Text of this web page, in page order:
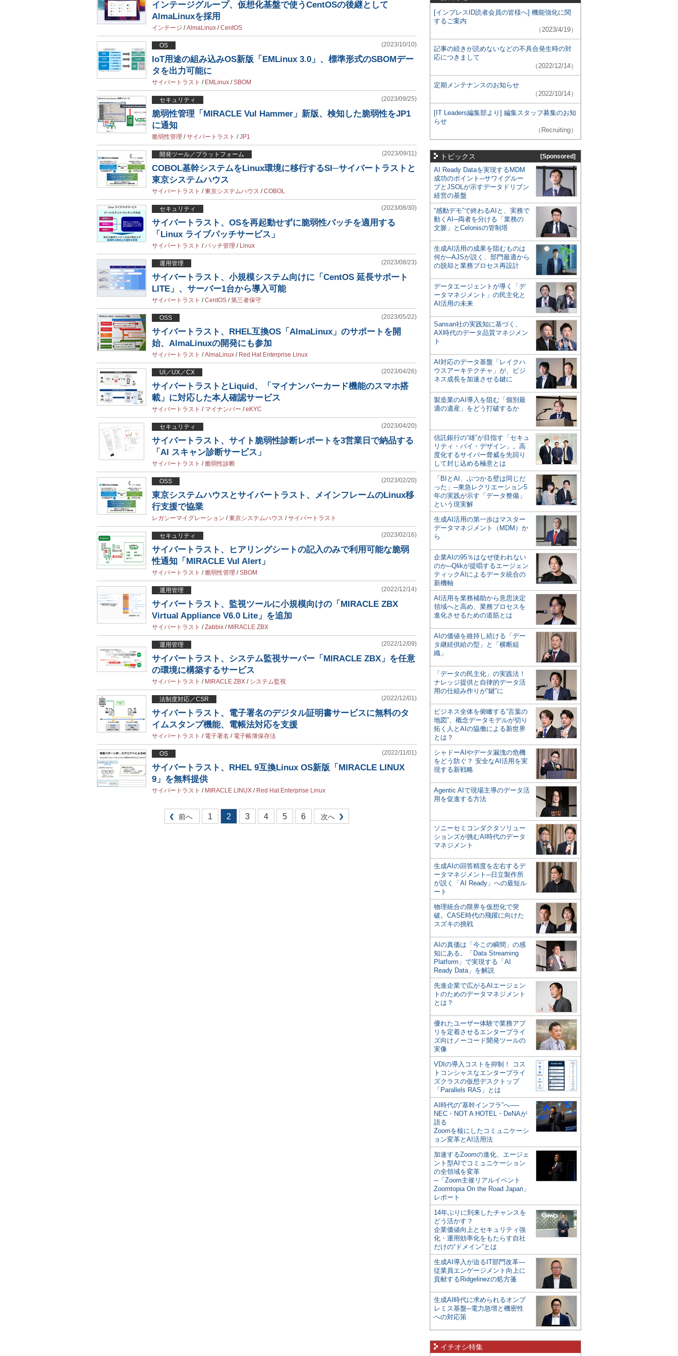
インテージグループ、仮想化基盤で使うCentOSの後継として
AlmaLinuxを採用
インテージ /AlmaLinux /CentOS
OS (2023/10/10)
IoT用途の組み込みOS新版「EMLinux 3.0」、標準形式のSBOMデー
タを出力可能に
サイバートラスト / EMLinux /SBOM
セキュリティ (2023/09/25)
脆弱性管理「MIRACLE Vul Hammer」新版、検知した脆弱性をJP1
に通知
脆弱性管理 /サイバートラスト /JP1
開発ツール／プラットフォーム (2023/09/11)
COBOL基幹システムをLinux環境に移行するSI─サイバートラストと
東京システムハウス
サイバートラスト /東京システムハウス /COBOL
セキュリティ (2023/08/30)
サイバートラスト、OSを再起動せずに脆弱性パッチを適用する
「Linux ライブパッチサービス」
サイバートラスト /パッチ管理 / Linux
運用管理 (2023/08/23)
サイバートラスト、小規模システム向けに「CentOS 延長サポート
LITE」、サーバー1台から導入可能
サイバートラスト /CentOS /第三者保守
OSS (2023/05/22)
サイバートラスト、RHEL互換OS「AlmaLinux」のサポートを開
始、AlmaLinuxの開発にも参加
サイバートラスト /AlmaLinux / Red Hat Enterprise Linux
UI／UX／CX (2023/04/26)
サイバートラストとLiquid、「マイナンバーカード機能のスマホ搭
載」に対応した本人確認サービス
サイバートラスト / マイナンバー /eKYC
セキュリティ (2023/04/20)
サイバートラスト、サイト脆弱性診断レポートを3営業日で納品する
「AI スキャン診断サービス」
サイバートラスト / 脆弱性診断
OSS (2023/02/20)
東京システムハウスとサイバートラスト、メインフレームのLinux移
行支援で協業
レガシーマイグレーション /東京システムハウス /サイバートラスト
セキュリティ (2023/02/16)
サイバートラスト、ヒアリングシートの記入のみで利用可能な脆弱
性通知「MIRACLE Vul Alert」
サイバートラスト / 脆弱性管理 /SBOM
運用管理 (2022/12/14)
サイバートラスト、監視ツールに小規模向けの「MIRACLE ZBX
Virtual Appliance V6.0 Lite」を追加
サイバートラスト /Zabbix / MIRACLE ZBX
運用管理 (2022/12/09)
サイバートラスト、システム監視サーバー「MIRACLE ZBX」を任意
の環境に構築するサービス
サイバートラスト / MIRACLE ZBX / システム監視
法制度対応／CSR (2022/12/01)
サイバートラスト、電子署名のデジタル証明書サービスに無料のタ
イムスタンプ機能、電帳法対応を支援
サイバートラスト / 電子署名 / 電子帳簿保存法
OS (2022/11/01)
サイバートラスト、RHEL 9互換Linux OS新版「MIRACLE LINUX
9」を無料提供
サイバートラスト / MIRACLE LINUX / Red Hat Enterprise Linux
前へ 1 2 3 4 5 6 次へ
[インプレスID読者会員の皆様へ] 機能強化に関
するご案内
（2023/4/19）
記事の続きが読めないなどの不具合発生時の対
応につきまして
（2022/12/14）
定期メンテナンスのお知らせ
（2022/10/14）
[IT Leaders編集部より] 編集スタッフ募集のお知
らせ
（Recruiting）
トピックス [Sponsored]
AI Ready Dataを実現するMDM
成功のポイント─サワイグルー
プとJSOLが示すデータドリブン
経営の基盤
“感動デモ”で終わるAIと、実務で
動くAI─両者を分ける「業務の
文脈」とCelonisの管制塔
生成AI活用の成果を阻むものは
何か─AJSが説く、部門最適から
の脱却と業務プロセス再設計
データエージェントが導く「デ
ータマネジメント」の民主化と
AI活用の未来
Sansan社の実践知に基づく、
AX時代のデータ品質マネジメン
ト
AI対応のデータ基盤「レイクハ
ウスアーキテクチャ」が、ビジ
ネス成長を加速させる鍵に
製造業のAI導入を阻む「個別最
適の遺産」をどう打破するか
信託銀行の“雄”が目指す「セキュ
リティ・バイ・デザイン」。高
度化するサイバー脅威を先回り
して封じ込める極意とは
「BIとAI、ぶつかる壁は同じだ
った」─東急レクリエーション5
年の実践が示す「データ整備」
という現実解
生成AI活用の第一歩はマスター
データマネジメント（MDM）か
ら
企業AIの95％はなぜ使われない
のか─Qlikが提唱するエージェン
ティックAIによるデータ統合の
新機軸
AI活用を業務補助から意思決定
領域へと高め、業務プロセスを
進化させるための道筋とは
AIの価値を維持し続ける「デー
タ継続供給の型」と「横断組
織」
「データの民主化」の実践法！
ナレッジ提供と自律的データ活
用の仕組み作りが“鍵”に
ビジネス全体を俯瞰する“言葉の
地図”、概念データモデルが切り
拓く人とAIの協働による新世界
とは？
シャドーAIやデータ漏洩の危機
をどう防ぐ？ 安全なAI活用を実
現する新戦略
Agentic AIで現場主導のデータ活
用を促進する方法
ソニーセミコンダクタソリュー
ションズが挑むAI時代のデータ
マネジメント
生成AIの回答精度を左右するデ
ータマネジメント─日立製作所
が説く「AI Ready」への最短ル
ート
物理統合の限界を仮想化で突
破。CASE時代の飛躍に向けた
スズキの挑戦
AIの真価は「今この瞬間」の感
知にある。「Data Streaming
Platform」で実現する「AI
Ready Data」を解説
先進企業で広がるAIエージェン
トのためのデータマネジメント
とは？
優れたユーザー体験で業務アプ
リを定着させるエンタープライ
ズ向けノーコード開発ツールの
実像
VDIの導入コストを抑制！ コス
トコンシャスなエンタープライ
ズクラスの仮想デスクトップ
「Parallels RAS」とは
AI時代の“基幹インフラ”へ──
NEC・NOT A HOTEL・DeNAが
語る
Zoomを核にしたコミュニケーシ
ョン変革とAI活用法
加速するZoomの進化、エージェ
ント型AIでコミュニケーション
の全領域を変革
─「Zoom主催リアルイベント
Zoomtopia On the Road Japan」
レポート
14年ぶりに到来したチャンスを
どう活かす？
企業価値向上とセキュリティ強
化・運用効率化をもたらす自社
だけの“ドメイン”とは
生成AI導入が迫るIT部門改革―
従業員エンゲージメント向上に
貢献するRidgelinezの処方箋
生成AI時代に求められるオンプ
レミス基盤─電力急増と機密性
への対応策
イチオシ特集